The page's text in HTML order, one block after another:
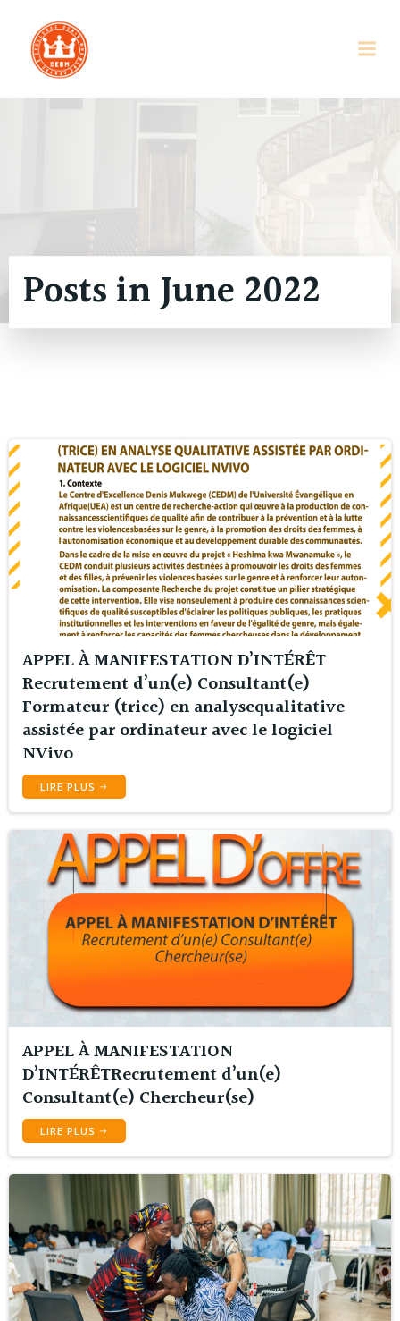
Posts in June 2022
APPEL À MANIFESTATION D’INTÉRÊT
Recrutement d’un(e) Consultant(e)
Formateur (trice) en analysequalitative
assistée par ordinateur avec le logiciel
NVivo
LIRE PLUS
APPEL À MANIFESTATION
D’INTÉRÊTRecrutement d’un(e)
Consultant(e) Chercheur(se)
LIRE PLUS